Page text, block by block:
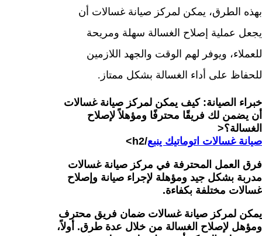
بهذه الطرق، يمكن لمركز صيانة غسالات أن
يجعل عملية إصلاح الغسالة سهلة ومريحة
للعملاء، ويوفر لهم الوقت والجهد اللازمين
للحفاظ على أداء الغسالة بشكل ممتاز.
خبراء الصيانة: كيف يمكن لمركز صيانة غسالات
أن يضمن لك فريقًا محترفًا ومؤهلاً لإصلاح
الغسالة؟<
صيانة غسالات اتوماتيك ينبع/h2>
فرق العمل المحترفة في مركز صيانة غسالات
مدربة بشكل جيد ومؤهلة لإجراء صيانة وإصلاح
غسالات مختلفة بكفاءة.
يمكن لمركز صيانة غسالات ضمان فريق محترف
ومؤهل لإصلاح الغسالة من خلال عدة طرق. أولاً،